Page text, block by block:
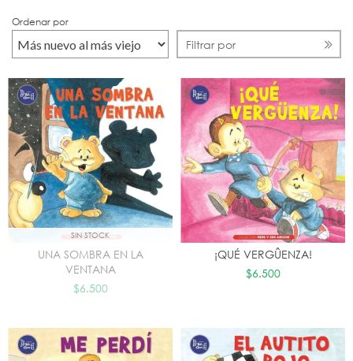
Ordenar por
Filtrar por
SIN STOCK
UNA SOMBRA EN LA
VENTANA
$6.500
¡QUÉ VERGÛENZA!
$6.500